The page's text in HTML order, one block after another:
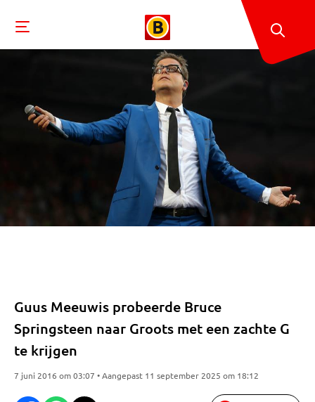
Guus Meeuwis probeerde Bruce
Springsteen naar Groots met een zachte G
te krijgen
7 juni 2016 om 03:07 • Aangepast 11 september 2025 om 18:12